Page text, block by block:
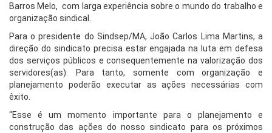
Barros Melo, com larga experiência sobre o mundo do trabalho e
organização sindical.
Para o presidente do Sindsep/MA, João Carlos Lima Martins, a
direção do sindicato precisa estar engajada na luta em defesa
dos serviços públicos e consequentemente na valorização dos
servidores(as). Para tanto, somente com organização e
planejamento poderão executar as ações necessárias com
êxito.
“Esse é um momento importante para o planejamento e
construção das ações do nosso sindicato para os próximos